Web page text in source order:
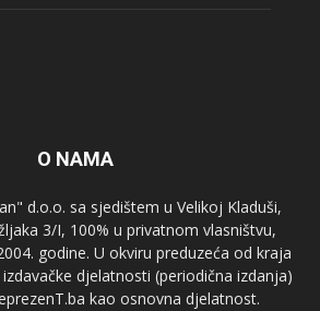
O NAMA
d.o.o. sa sjedištem u Velikoj Kladuši,
3/I, 100% u privatnom vlasništvu,
godine. U okviru preduzeća od kraja
djelatnosti (periodična izdanja)
kao osnovna djelatnost.